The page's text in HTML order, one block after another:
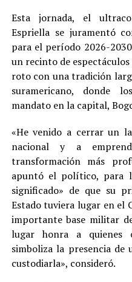
Esta jornada, el
Espriella se juramentó
para el período 2026-
un recinto de espectáculos
roto con una tradición
suramericano, donde
mandato en la capital,
«He venido a cerrar un
nacional y a
transformación más
apuntó el político, para
significado» de que su
Estado tuviera lugar en el
importante base militar
lugar honra a quienes
simboliza la presencia de
custodiarla», consideró.